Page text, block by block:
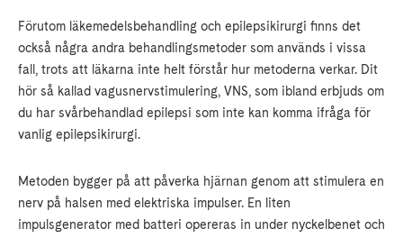
Förutom läkemedelsbehandling och epilepsikirurgi finns det
också några andra behandlingsmetoder som används i vissa
fall, trots att läkarna inte helt förstår hur metoderna verkar. Dit
hör så kallad vagusnervstimulering, VNS, som ibland erbjuds om
du har svårbehandlad epilepsi som inte kan komma ifråga för
vanlig epilepsikirurgi.
Metoden bygger på att påverka hjärnan genom att stimulera en
nerv på halsen med elektriska impulser. En liten
impulsgenerator med batteri opereras in under nyckelbenet och